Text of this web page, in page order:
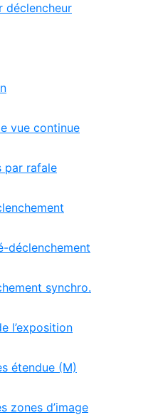
déclencheur
vue continue
par rafale
déclenchement
synchro.
l’exposition
étendue (M)
zones d’image